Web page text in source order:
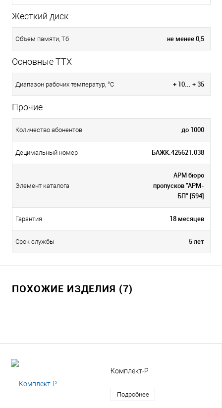
Жесткий диск
Объем памяти, Тб не менее 0,5
Основные ТТХ
Диапазон рабочих температур, °С + 10... + 35
Прочие
Количество абонентов до 1000
Децимальный номер БАЖК.425621.038
Элемент каталога
АРМ бюро
пропусков "АРМ-
БП" [594]
Гарантия 18 месяцев
Срок службы 5 лет
ПОХОЖИЕ ИЗДЕЛИЯ (7)
Комплект-Р
Подробнее